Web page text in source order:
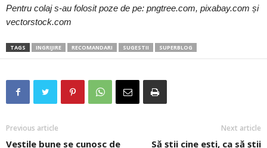
Pentru colaj s-au folosit poze de pe: pngtree.com, pixabay.com și
vectorstock.com
TAGS INGRIJIRE RECOMANDARI SUGESTII SUPERBLOG
Previous article
Veștile bune se cunosc de
Next article
Să știi cine ești, ca să știi